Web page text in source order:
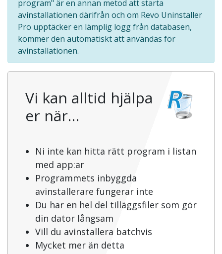
program" är en annan metod att starta
avinstallationen därifrån och om Revo Uninstaller
Pro upptäcker en lämplig logg från databasen,
kommer den automatiskt att användas för
avinstallationen.
Vi kan alltid hjälpa
er när…
Ni inte kan hitta rätt program i listan
med app:ar
Programmets inbyggda
avinstallerare fungerar inte
Du har en hel del tilläggsfiler som gör
din dator långsam
Vill du avinstallera batchvis
Mycket mer än detta